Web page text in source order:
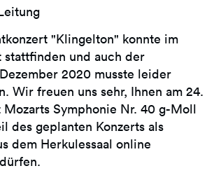
"Klingelton" konnte im
und auch der
2020 musste leider
Wir freuen uns sehr, Ihnen am 24.
Symphonie Nr. 40 g-Moll
des geplanten Konzerts als
dem Herkulessaal online